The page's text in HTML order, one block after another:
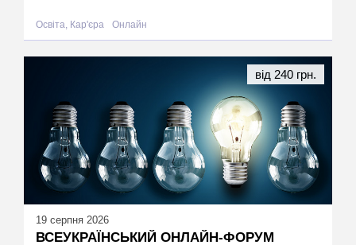
Освіта, Кар'єра Онлайн
19 серпня 2026
ВСЕУКРАЇНСЬКИЙ ОНЛАЙН-ФОРУМ
від 240 грн.